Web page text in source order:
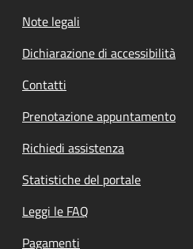
Note legali
Dichiarazione di accessibilità
Contatti
Prenotazione appuntamento
Richiedi assistenza
Statistiche del portale
Leggi le FAQ
Pagamenti